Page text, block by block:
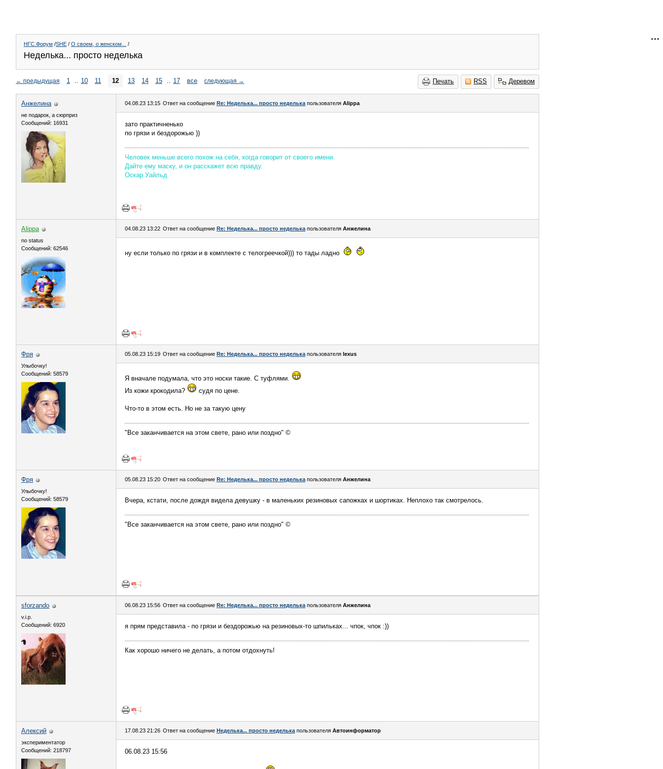
НГС.Форум /SHE / О своем, о женском... /
Неделька... просто неделька
Печать RSS Деревом
← предыдущая 1 .. 10 11 12 13 14 15 .. 17 все следующая →
Aнжелина
не подарок, а сюрприз
Сообщений: 16931
04.08.23 13:15 Ответ на сообщение Re: Неделька... просто неделька пользователя Alippa
зато практичненько
по грязи и бездорожью ))
Человек меньше всего похож на себя, когда говорит от своего имени.
Дайте ему маску, и он расскажет всю правду.
Оскар Уайльд
Alippa
no status
Сообщений: 62546
04.08.23 13:22 Ответ на сообщение Re: Неделька... просто неделька пользователя Aнжелина
ну если только по грязи и в комплекте с телогреечкой))) то тады ладно
Фря
Улыбочку!
Сообщений: 58579
05.08.23 15:19 Ответ на сообщение Re: Неделька... просто неделька пользователя lexus
Я вначале подумала, что это носки такие. С туфлями.
Из кожи крокодила?
судя по цене.
Что-то в этом есть. Но не за такую цену
"Все заканчивается на этом свете, рано или поздно" ©
Фря
Улыбочку!
Сообщений: 58579
05.08.23 15:20 Ответ на сообщение Re: Неделька... просто неделька пользователя Aнжелина
Вчера, кстати, после дождя видела девушку - в маленьких резиновых сапожках и шортиках. Неплохо так смотрелось.
"Все заканчивается на этом свете, рано или поздно" ©
sforzando
v.i.p.
Сообщений: 6920
06.08.23 15:56 Ответ на сообщение Re: Неделька... просто неделька пользователя Aнжелина
я прям представила - по грязи и бездорожью на резиновых-то шпильках... чпок, чпок :))
Как хорошо ничего не делать, а потом отдохнуть!
Алексий
экспериментатор
Сообщений: 218797
17.08.23 21:26 Ответ на сообщение Неделька... просто неделька пользователя Автоинформатор
06.08.23 15:56